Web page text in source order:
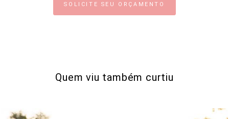
SOLICITE SEU ORÇAMENTO
Quem viu também curtiu